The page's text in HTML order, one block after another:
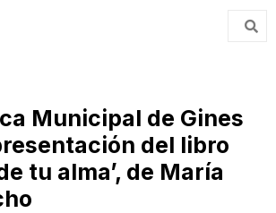
Municipal de Gines
del libro
tu alma’, de María